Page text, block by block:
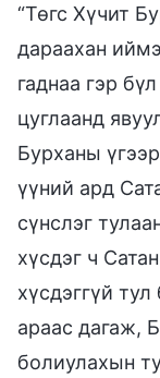
“Төгс Хүчит
дараахан
гаднаа гэр
цуглаанд
Бурханы
үүний ард
сүнслэг
хүсдэг ч
хүсдэггүй
араас дагаж,
болиулахын